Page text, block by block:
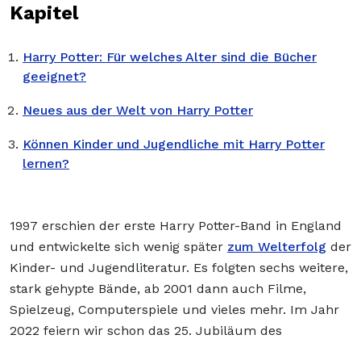
Kapitel
Harry Potter: Für welches Alter sind die Bücher
geeignet?
Neues aus der Welt von Harry Potter
Können Kinder und Jugendliche mit Harry Potter
lernen?
1997 erschien der erste Harry Potter-Band in England
und entwickelte sich wenig später zum Welterfolg der
Kinder- und Jugendliteratur. Es folgten sechs weitere,
stark gehypte Bände, ab 2001 dann auch Filme,
Spielzeug, Computerspiele und vieles mehr. Im Jahr
2022 feiern wir schon das 25. Jubiläum des